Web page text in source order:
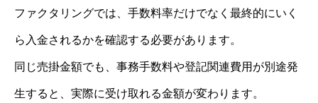
ファクタリングでは、手数料率だけでなく最終的にいく
ら入金されるかを確認する必要があります。
同じ売掛金額でも、事務手数料や登記関連費用が別途発
生すると、実際に受け取れる金額が変わります。